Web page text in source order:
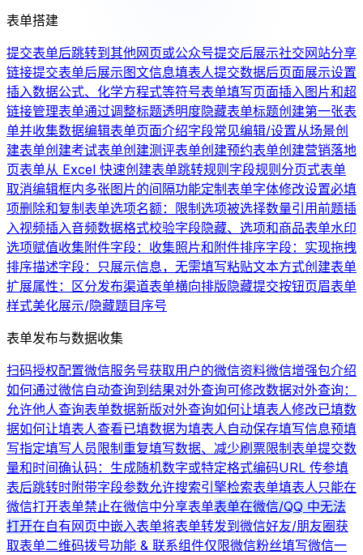
表单搭建
提交表单后跳转到其他网页或公众号提交后展示社交网站分享
链接提交表单后展示图文信息填表人提交数据后页面展示设置
插入数据公式、化学方程式等符号表单填写页面插入图片和超
链接管理表单通过调整标题透明度隐藏表单标题创建第一张表
单并收集数据编辑表单页面介绍字段常见编辑/设置从场景创
建表单创建考试表单创建测评表单创建预约表单创建营销落地
页表单从 Excel 快速创建表单跳转规则字段规则分页式表单
取消编辑框内多张图片的间隔功能定制表单字体修改设置必填
项删除和复制表单选项名额：限制选项被选择数量引用前题插
入视频插入音频数据格式校验字段隐藏、选项和商品表单水印
选项赋值收集附件字段：收集照片和附件排序字段：实现拖拽
排序描述字段：只展示信息，无需填写粘贴文本方式创建表单
扩展属性：区分发布渠道表单横向排版隐藏提交按钮页眉表单
样式美化展示/隐藏题目序号
表单发布与数据收集
扫码授权配置微信服务号获取用户的微信资料微信增强包介绍
如何通过微信自动查询到结果对外查询可修改数据对外查询：
允许他人查询表单数据新版对外查询如何让填表人修改已填数
据如何让填表人查看已填数据为填表人自动保存填写信息预填
写指定填写人员限制重复填写数据、减少刷票限制表单提交数
量和时间确认码：生成随机数字或特定格式编码URL 传参填
表后跳转时附带字段参数允许搜索引擎检索表单填表人只能在
微信打开表单禁止在微信中分享表单表单在微信/QQ 中无法
打开在自有网页中嵌入表单将表单转发到微信好友/朋友圈获
取表单二维码拨号功能 & 联系组件仅限微信粉丝填写微信一